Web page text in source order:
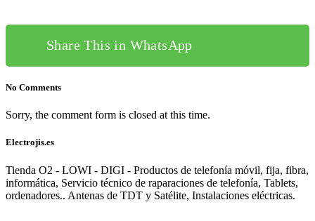
Share This in WhatsApp
No Comments
Sorry, the comment form is closed at this time.
Electrojis.es
Tienda O2 - LOWI - DIGI - Productos de telefonía móvil, fija, fibra,
informática, Servicio técnico de raparaciones de telefonía, Tablets,
ordenadores.. Antenas de TDT y Satélite, Instalaciones eléctricas.